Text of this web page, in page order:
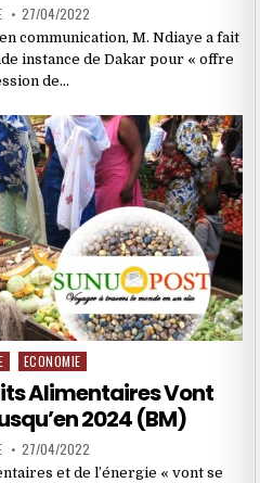
27/04/2022
communication, M. Ndiaye a fait
instance de Dakar pour « offre
de…
ECONOMIE
Alimentaires Vont
2024 (BM)
27/04/2022
et de l’énergie « vont se